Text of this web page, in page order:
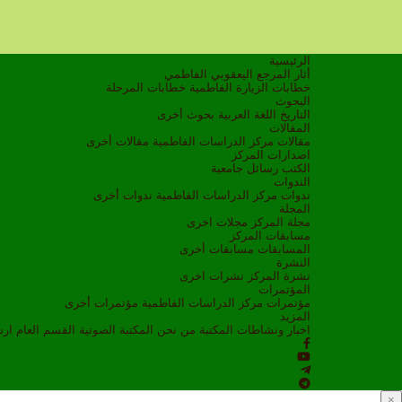
الرئيسية
أثار المرجع اليعقوبي الفاطمي
خطابات الزيارة الفاطمية خطابات المرحلة
البحوث
التاريخ
اللغة العربية بحوث أخرى
المقالات
مقالات مركز الدراسات الفاطمية مقالات أخرى
اصدارات المركز
الكتب رسائل جامعية
الندوات
ندوات مركز الدراسات الفاطمية ندوات أخرى
المجلة
مجلة المركز مجلات اخرى
مسابقات المركز
المسابقات مسابقات أخرى
النشرة
نشرة المركز نشرات اخرى
المؤتمرات
مؤتمرات مركز الدراسات الفاطمية مؤتمرات أخرى
المزيد
اخبار ونشاطات
المكتبة من نحن المكتبة الصوتية القسم العام